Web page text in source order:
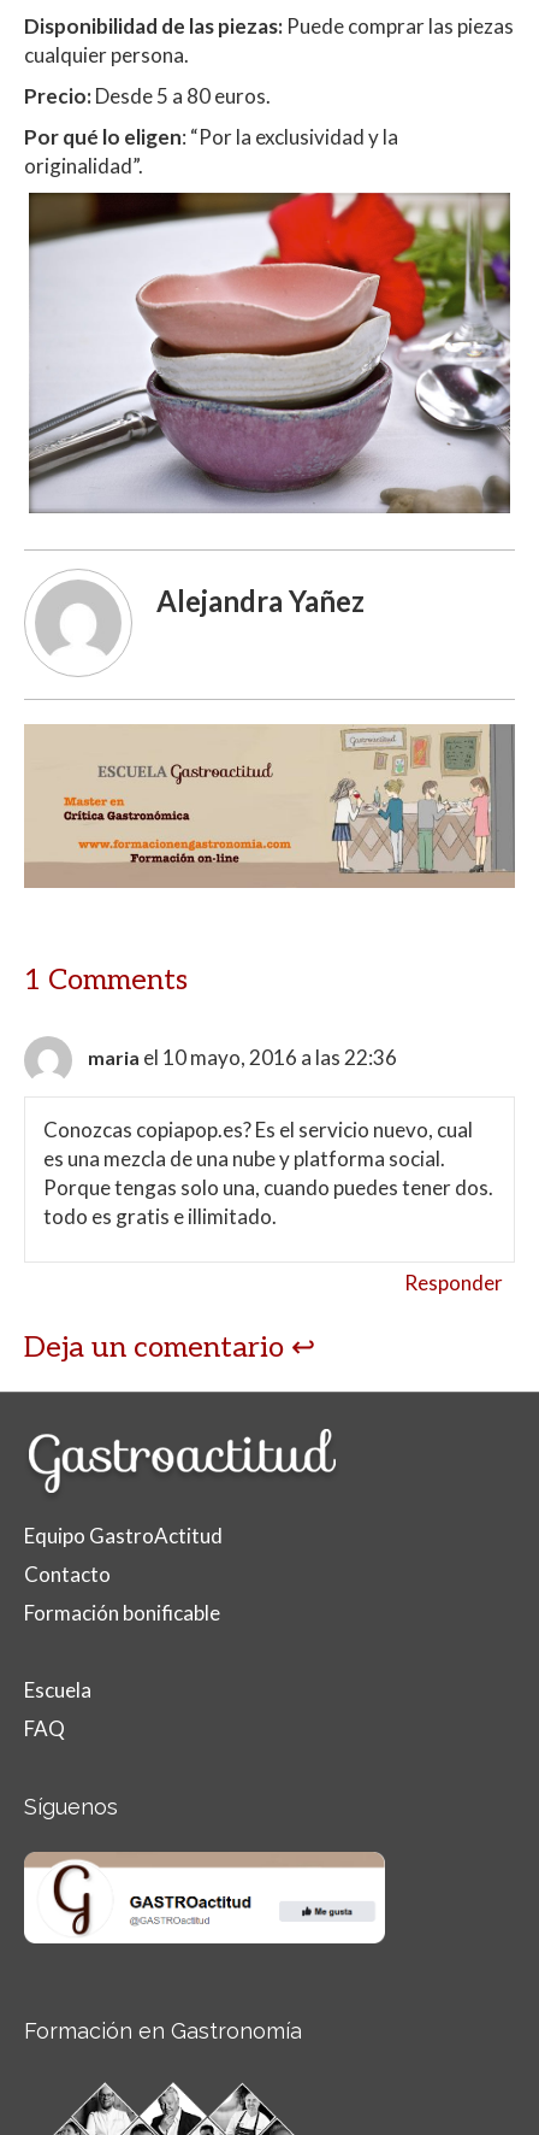
Disponibilidad de las piezas: Puede comprar las piezas
cualquier persona.
Precio:Desde 5 a 80 euros.
Por qué lo eligen: “Por la exclusividad y la
originalidad”.
Alejandra Yañez
1 Comments
maria el 10 mayo, 2016 a las 22:36
Conozcas copiapop.es? Es el servicio nuevo, cual
es una mezcla de una nube y platforma social.
Porque tengas solo una, cuando puedes tener dos.
todo es gratis e illimitado.
Responder
Deja un comentario
Equipo GastroActitud
Contacto
Formación bonificable
Escuela
FAQ
Síguenos
Formación en Gastronomía